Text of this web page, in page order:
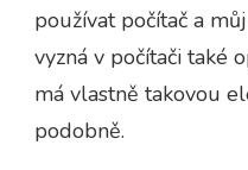
používat počítač a
vyzná v počítači také
má vlastně takovou
podobně.